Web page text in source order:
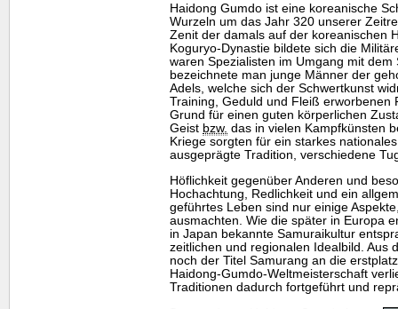
Haidong Gumdo ist eine koreanische
Wurzeln um das Jahr 320 unserer
Zenit der damals auf der koreanischen
Koguryo-Dynastie bildete sich die
waren Spezialisten im Umgang mit dem
bezeichnete man junge Männer der
Adels, welche sich der Schwertkunst
Training, Geduld und Fleiß erworbenen
Grund für einen guten körperlichen
Geist bzw. das in vielen Kampfkünsten
Kriege sorgten für ein starkes
ausgeprägte Tradition, verschiedene
Höflichkeit gegenüber Anderen und
Hochachtung, Redlichkeit und ein
geführtes Leben sind nur einige
ausmachten. Wie die später in Europa
in Japan bekannte Samuraikultur
zeitlichen und regionalen Idealbild. Aus
noch der Titel Samurang an die
Haidong-Gumdo-Weltmeisterschaft
Traditionen dadurch fortgeführt und